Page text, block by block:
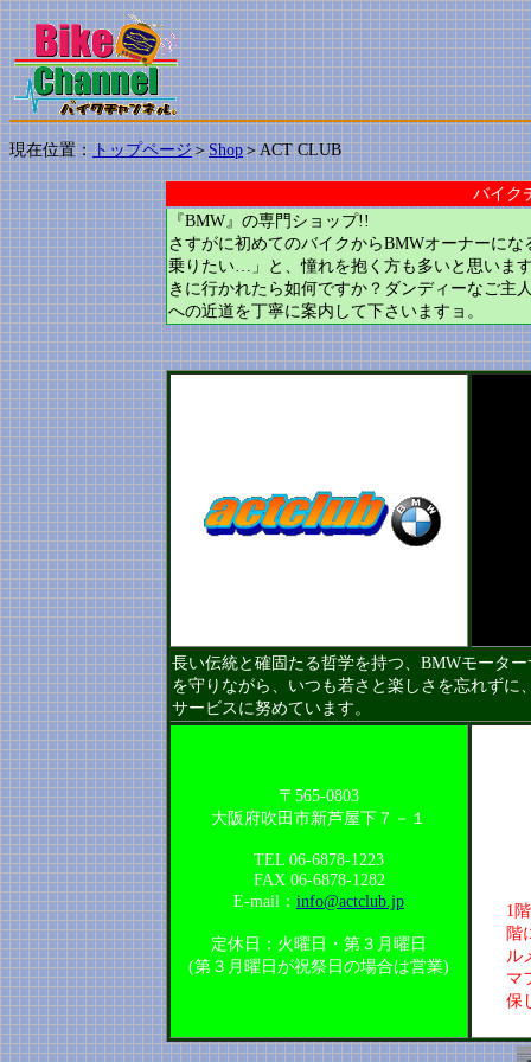
現在位置：トップページ＞Shop＞ACT CLUB
バイク
『BMW』の専門ショップ!!
さすがに初めてのバイクからBMWオーナーに
乗りたい…」と、憧れを抱く方も多いと思いま
きに行かれたら如何ですか？ダンディーなご主
への近道を丁寧に案内して下さいますョ。
長い伝統と確固たる哲学を持つ、BMWモータ
を守りながら、いつも若さと楽しさを忘れず
サービスに努めています。
〒565-0803
大阪府吹田市新芦屋下７－１
TEL 06-6878-1223
FAX 06-6878-1282
E-mail： info@actclub.jp
定休日：火曜日・第３月曜日
(第３月曜日が祝祭日の場合は営業)
1
階
ル
マ
保